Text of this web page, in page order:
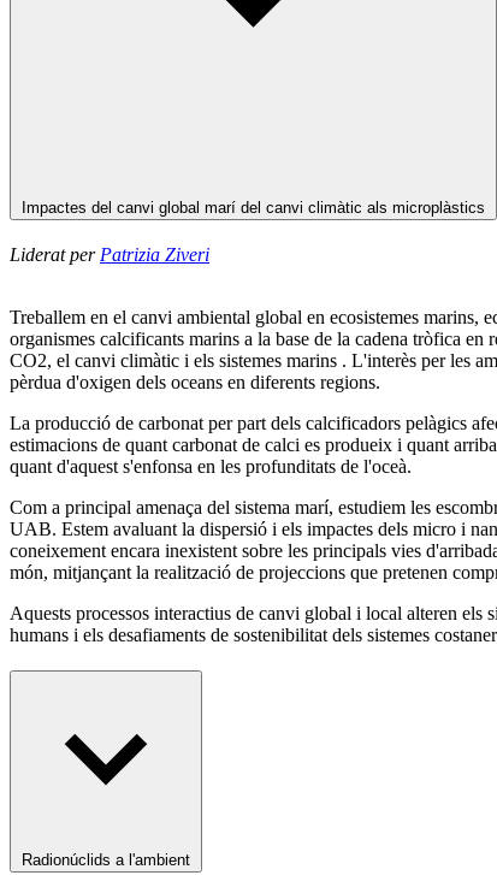
Impactes del canvi global marí del canvi climàtic als microplàstics
Liderat per Patrizia Ziveri
Treballem en el canvi ambiental global en ecosistemes marins,
organismes calcificants marins a la base de la cadena tròfica
CO2, el canvi climàtic i els sistemes marins . L'interès per les
pèrdua d'oxigen dels oceans en diferents regions.
La producció de carbonat per part dels calcificadors pelàgics
estimacions de quant carbonat de calci es produeix i quant
quant d'aquest s'enfonsa en les profunditats de l'oceà.
Com a principal amenaça del sistema marí, estudiem les
UAB. Estem avaluant la dispersió i els impactes dels micro i
coneixement encara inexistent sobre les principals vies
món, mitjançant la realització de projeccions que pretenen
Aquests processos interactius de canvi global i local alteren els
humans i els desafiaments de sostenibilitat dels sistemes
Radionúclids a l'ambient